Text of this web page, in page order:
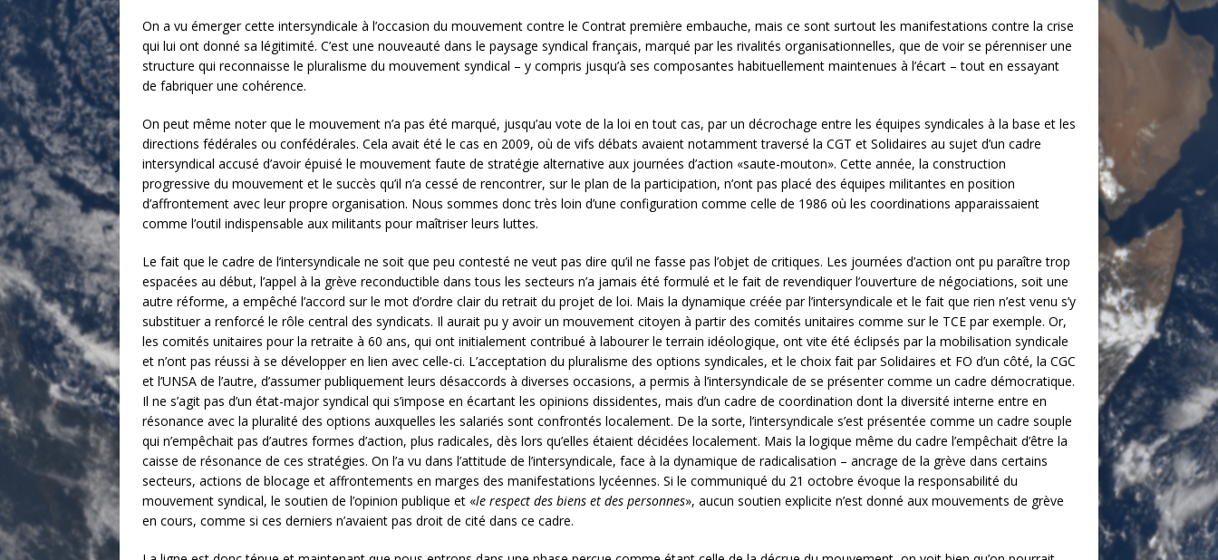
On a vu émerger cette intersyndicale à l’occasion du mouvement contre le Contrat première embauche, mais ce sont surtout les manifestations contre la crise
qui lui ont donné sa légitimité. C’est une nouveauté dans le paysage syndical français, marqué par les rivalités organisationnelles, que de voir se pérenniser une
structure qui reconnaisse le pluralisme du mouvement syndical – y compris jusqu’à ses composantes habituellement maintenues à l’écart – tout en essayant
de fabriquer une cohérence.
On peut même noter que le mouvement n’a pas été marqué, jusqu’au vote de la loi en tout cas, par un décrochage entre les équipes syndicales à la base et les
directions fédérales ou confédérales. Cela avait été le cas en 2009, où de vifs débats avaient notamment traversé la CGT et Solidaires au sujet d’un cadre
intersyndical accusé d’avoir épuisé le mouvement faute de stratégie alternative aux journées d’action «saute-mouton». Cette année, la construction
progressive du mouvement et le succès qu’il n’a cessé de rencontrer, sur le plan de la participation, n’ont pas placé des équipes militantes en position
d’affrontement avec leur propre organisation. Nous sommes donc très loin d’une configuration comme celle de 1986 où les coordinations apparaissaient
comme l’outil indispensable aux militants pour maîtriser leurs luttes.
Le fait que le cadre de l’intersyndicale ne soit que peu contesté ne veut pas dire qu’il ne fasse pas l’objet de critiques. Les journées d’action ont pu paraître trop
espacées au début, l’appel à la grève reconductible dans tous les secteurs n’a jamais été formulé et le fait de revendiquer l’ouverture de négociations, soit une
autre réforme, a empêché l’accord sur le mot d’ordre clair du retrait du projet de loi. Mais la dynamique créée par l’intersyndicale et le fait que rien n’est venu s’y
substituer a renforcé le rôle central des syndicats. Il aurait pu y avoir un mouvement citoyen à partir des comités unitaires comme sur le TCE par exemple. Or,
les comités unitaires pour la retraite à 60 ans, qui ont initialement contribué à labourer le terrain idéologique, ont vite été éclipsés par la mobilisation syndicale
et n’ont pas réussi à se développer en lien avec celle-ci. L’acceptation du pluralisme des options syndicales, et le choix fait par Solidaires et FO d’un côté, la CGC
et l’UNSA de l’autre, d’assumer publiquement leurs désaccords à diverses occasions, a permis à l’intersyndicale de se présenter comme un cadre démocratique.
Il ne s’agit pas d’un état-major syndical qui s’impose en écartant les opinions dissidentes, mais d’un cadre de coordination dont la diversité interne entre en
résonance avec la pluralité des options auxquelles les salariés sont confrontés localement. De la sorte, l’intersyndicale s’est présentée comme un cadre souple
qui n’empêchait pas d’autres formes d’action, plus radicales, dès lors qu’elles étaient décidées localement. Mais la logique même du cadre l’empêchait d’être la
caisse de résonance de ces stratégies. On l’a vu dans l’attitude de l’intersyndicale, face à la dynamique de radicalisation – ancrage de la grève dans certains
secteurs, actions de blocage et affrontements en marges des manifestations lycéennes. Si le communiqué du 21 octobre évoque la responsabilité du
mouvement syndical, le soutien de l’opinion publique et «le respect des biens et des personnes», aucun soutien explicite n’est donné aux mouvements de grève
en cours, comme si ces derniers n’avaient pas droit de cité dans ce cadre.